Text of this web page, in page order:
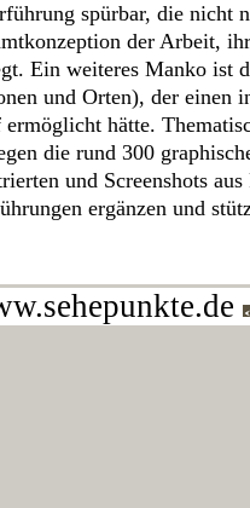
spürbar, die nicht
der Arbeit,
Ein weiteres Manko ist
und Orten), der einen
ermöglicht hätte.
die rund 300
und Screenshots
ergänzen und